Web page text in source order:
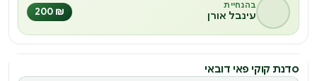
בהנחיית
עינבל אורן ₪ 200
סדנה
סדנת קוקי פאי דובאי